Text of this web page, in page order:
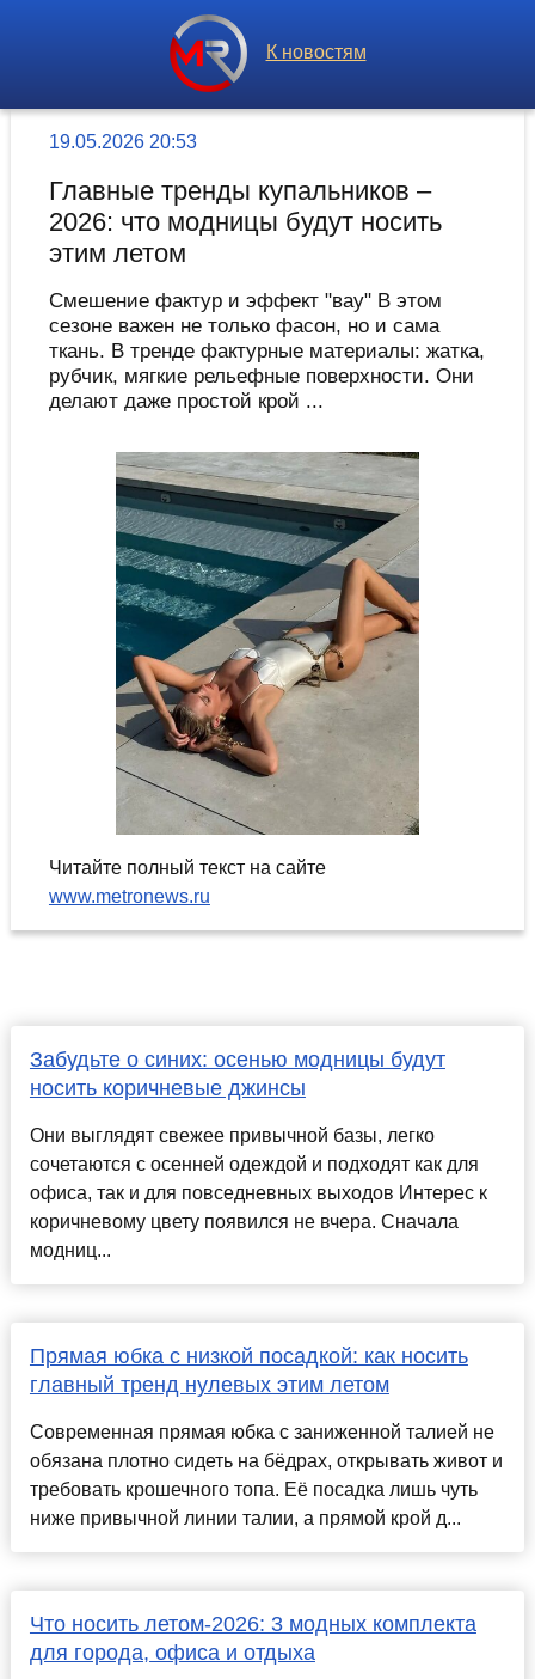
К новостям
19.05.2026 20:53
Главные тренды купальников –
2026: что модницы будут носить
этим летом
Смешение фактур и эффект "вау" В этом
сезоне важен не только фасон, но и сама
ткань. В тренде фактурные материалы: жатка,
рубчик, мягкие рельефные поверхности. Они
делают даже простой крой ...
Читайте полный текст на сайте
www.metronews.ru
Забудьте о синих: осенью модницы будут
носить коричневые джинсы
Они выглядят свежее привычной базы, легко
сочетаются с осенней одеждой и подходят как для
офиса, так и для повседневных выходов Интерес к
коричневому цвету появился не вчера. Сначала
модниц...
Прямая юбка с низкой посадкой: как носить
главный тренд нулевых этим летом
Современная прямая юбка с заниженной талией не
обязана плотно сидеть на бёдрах, открывать живот и
требовать крошечного топа. Её посадка лишь чуть
ниже привычной линии талии, а прямой крой д...
Что носить летом-2026: 3 модных комплекта
для города, офиса и отдыха